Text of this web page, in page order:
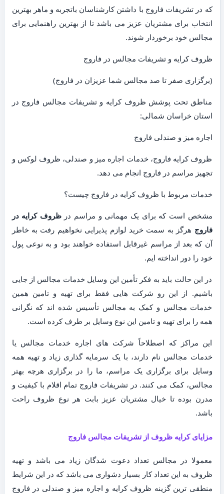
که در تشریفات فاروج با داشتن کارشناسان باتجربه و ماهر بهترین
انتخاب برای مشتریان عزیز می باشد تا از بهترین راهنمایی برای
مجالس خود برخوردار شوند.
ظروف کرایه و تشریفات مجالس در فاروج
(برگزاری صفر تا صد مجالس شما عزیزان در فاروج)
مناطق تحت پوشش ظروف کرایه و تشریفات مجالس فاروج در
استان خراسان شمالی:
اجاره میز و صندلی فاروج
ظروف کرایه فاروج، خدمات اجاره میز و صندلی، ظروف لوکس و
تجهیز مراسم در فاروج انجام می دهد.
خدمات مربوط با ظروف کرایه در فاروج چیست؟
مشخص است که برای یک مهمانی و مراسم درظروف کرایه در
فاروج هرگز به سمت خرید لوازم پذیرایی نخواهیم رفت به خاطر
آن که بعد از مراسم غیرقابل استفاده خواهند بود و به نوعی پول
خود را دور انداخته ایم.
در این حالت باید به فکر تأمین این وسایل خدمات مجالس از جایی
باشیم. از این رو شرکت هایی فقط برای تهیه و تامین همین
خدمات مجالس و کمک به مجالس تأسیس شده اند که نگرانی
همه را برای تهیه و تامین این نوع وسایل بر طرف کرده است.
این مراکز که اصطلاحاً شرکت های اجاره خدمات مجالس یا
خدمات مجالس نام دارند، با یک سرمایه گذاری زیاد و تهیه همه
وسایل برای برگزاری یک مراسم، ما را در برگزاری هرچه بهتر
مجالس، کمک می کنند. در تشریفات فاروج تمام اقلام با کیفیت و
مدرن بوده تا خیال مشتریان عزیز بابت هر نوع ظروف راحت
باشد.
مزایای کرایه ظروف از تشریفات مجالس فاروج
معمولا در مجالس تعداد دعوت شدگان زیاد می باشد و تهیه
ظروف به این تعداد کار بسیار دشواری می باشد که در این شرایط
منطقی ترین گزینه ظروف کرایه و اجاره میز و صندلی در فاروج